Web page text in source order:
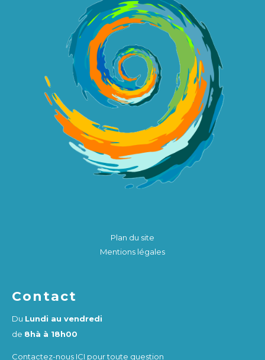
Plan du site
Mentions légales
Contact
Du Lundi au vendredi
de 8hà à 18h00
Contactez-nous ICI pour toute question